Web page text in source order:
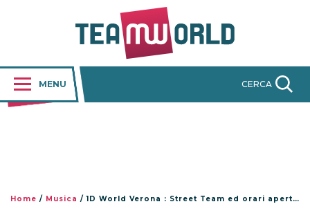
MENU CERCA
Home / Musica /1D World Verona : Street Team ed orari apertura dello store dei One Direction il 2 Giugno